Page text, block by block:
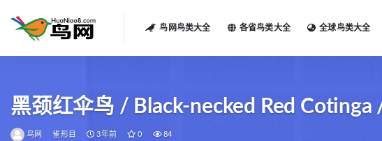
鸟网鸟类大全 各省鸟类大全 全球鸟类大全
黑颈红伞鸟 / Black-necked Red
鸟网 雀形目 3年前 0 84